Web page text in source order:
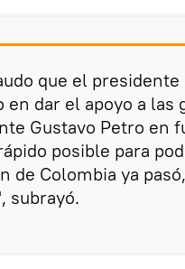
que el
en dar el apoyo a
Gustavo Petro en
posible para
de Colombia ya
subrayó.